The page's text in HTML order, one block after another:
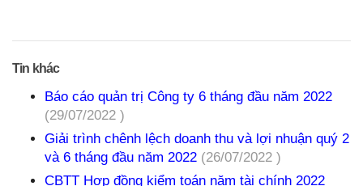
Tin khác
Báo cáo quản trị Công ty 6 tháng đầu năm 2022
(29/07/2022 )
Giải trình chênh lệch doanh thu và lợi nhuận quý 2
và 6 tháng đầu năm 2022 (26/07/2022 )
CBTT Hợp đồng kiểm toán năm tài chính 2022